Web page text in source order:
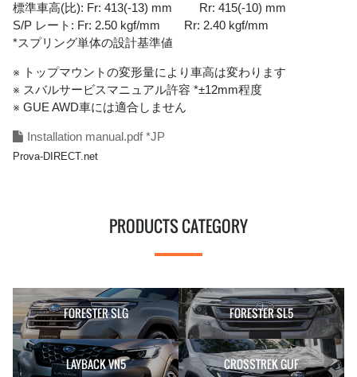
標準車高(比): Fr: 413(-13) mm Rr: 415(-10) mm
S/P レート: Fr: 2.50 kgf/mm Rr: 2.40 kgf/mm
*スプリング単体の設計基準値
※ トップマウントの変形量により車高は変わります
※ スバルサービスマニュアル許容 *±12mm程度
※ GUE AWD車には適合しません
Installation manual.pdf *JP
Prova-DIRECT.net
PRODUCTS CATEGORY
FORESTER SLG FORESTER SL5
LAYBACK VN5 CROSSTREK GUF